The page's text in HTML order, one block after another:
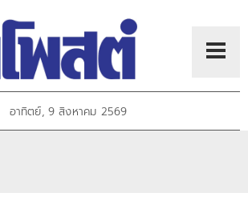
อาทิตย์, 9 สิงหาคม 2569